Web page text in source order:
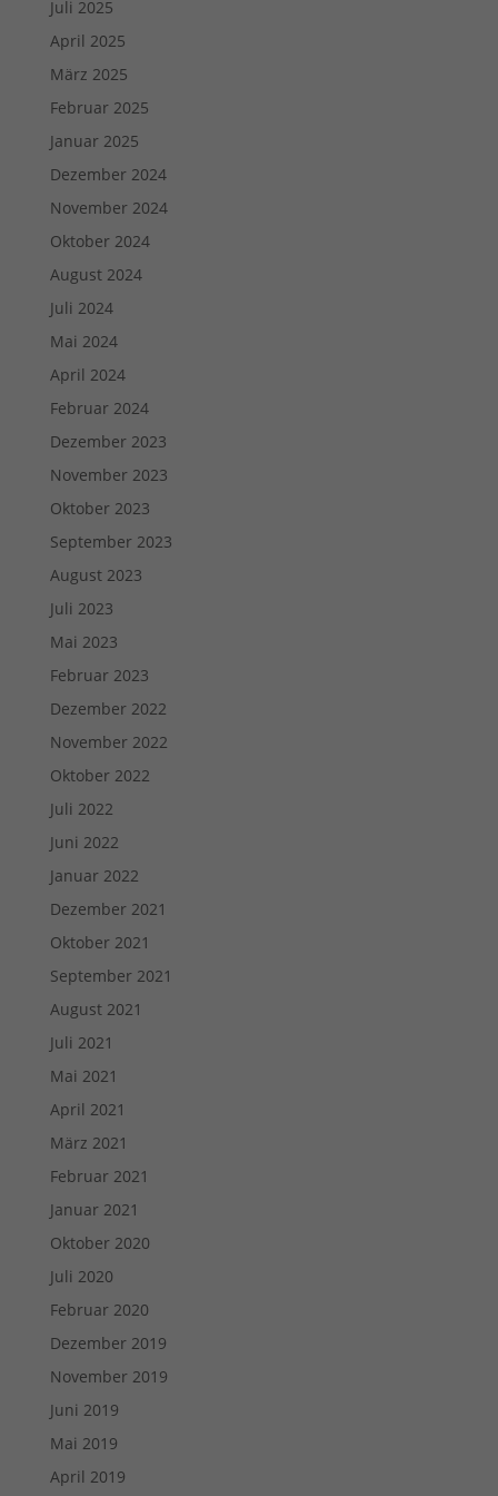
Juli 2025
April 2025
März 2025
Februar 2025
Januar 2025
Dezember 2024
November 2024
Oktober 2024
August 2024
Juli 2024
Mai 2024
April 2024
Februar 2024
Dezember 2023
November 2023
Oktober 2023
September 2023
August 2023
Juli 2023
Mai 2023
Februar 2023
Dezember 2022
November 2022
Oktober 2022
Juli 2022
Juni 2022
Januar 2022
Dezember 2021
Oktober 2021
September 2021
August 2021
Juli 2021
Mai 2021
April 2021
März 2021
Februar 2021
Januar 2021
Oktober 2020
Juli 2020
Februar 2020
Dezember 2019
November 2019
Juni 2019
Mai 2019
April 2019